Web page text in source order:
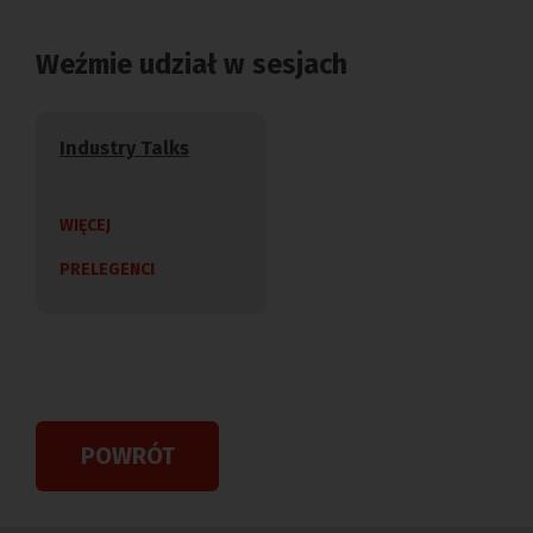
Weźmie udział w sesjach
Industry Talks
WIĘCEJ
PRELEGENCI
POWRÓT